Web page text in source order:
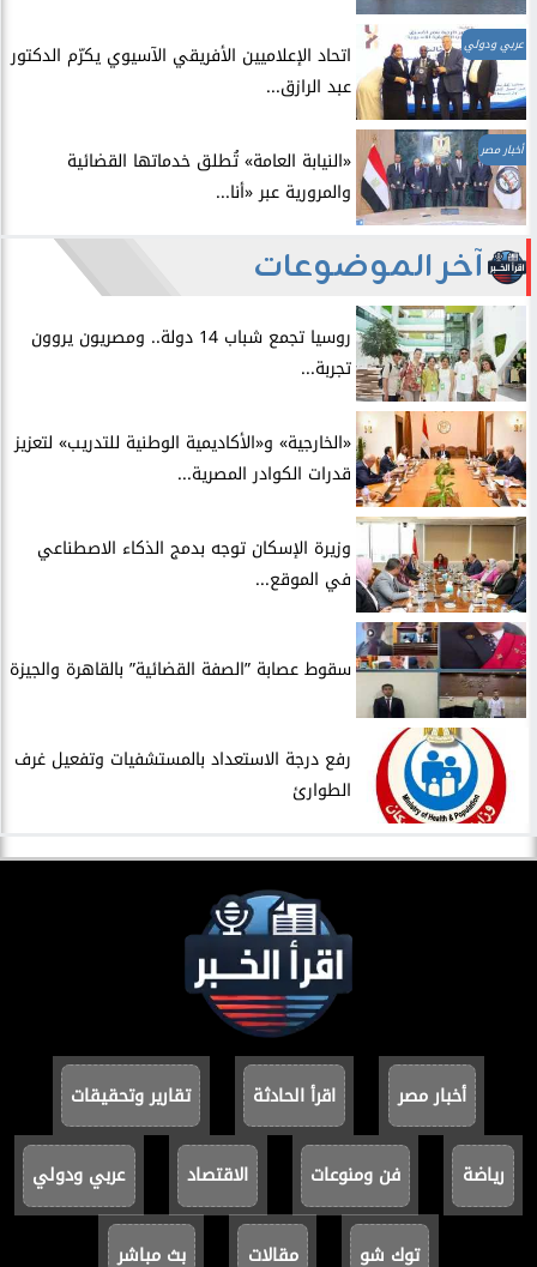
عربي ودولي
اتحاد الإعلاميين الأفريقي الآسيوي يكرّم الدكتور
عبد الرازق...
أخبار مصر
​«النيابة العامة» تُطلق خدماتها القضائية
والمرورية عبر «أنا...
آخر الموضوعات
روسيا تجمع شباب 14 دولة.. ومصريون يروون
تجربة...
​«الخارجية» و«الأكاديمية الوطنية للتدريب» لتعزيز
قدرات الكوادر المصرية...
​وزيرة الإسكان توجه بدمج الذكاء الاصطناعي
في الموقع...
سقوط عصابة ”الصفة القضائية” بالقاهرة والجيزة
​رفع درجة الاستعداد بالمستشفيات وتفعيل غرف
الطوارئ
أخبار مصر اقرأ الحادثة تقارير وتحقيقات
رياضة فن ومنوعات الاقتصاد عربي ودولي
توك شو مقالات بث مباشر